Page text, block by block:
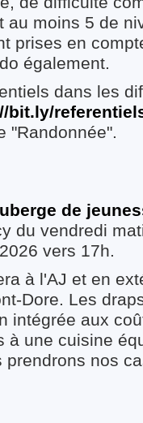
au moins 5 de
prises en
également.
dans les
bit.ly/
"Randonnée".
de
du vendredi
vers 17h.
à l'AJ et en
Dore. Les
intégrée aux
à une cuisine
nos